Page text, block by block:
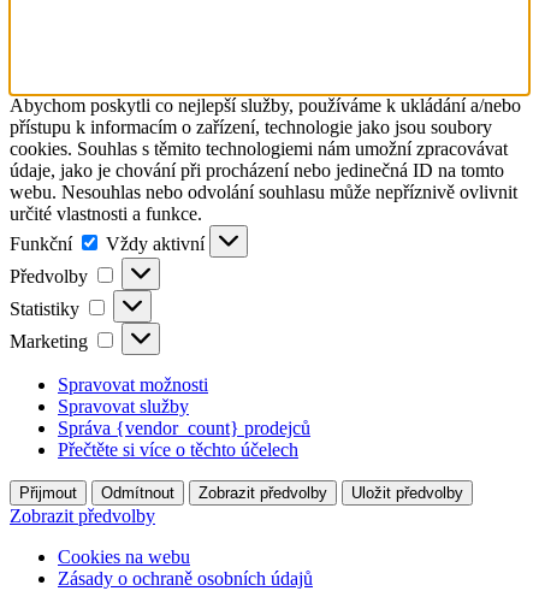
Abychom poskytli co nejlepší služby, používáme k ukládání a/nebo
přístupu k informacím o zařízení, technologie jako jsou soubory
cookies. Souhlas s těmito technologiemi nám umožní zpracovávat
údaje, jako je chování při procházení nebo jedinečná ID na tomto
webu. Nesouhlas nebo odvolání souhlasu může nepříznivě ovlivnit
určité vlastnosti a funkce.
Funkční
Funkční
Vždy aktivní
Předvolby
Předvolby
Statistiky Statistiky
Marketing Marketing
Spravovat možnosti
Spravovat služby
Správa {vendor_count} prodejců
Přečtěte si více o těchto účelech
Přijmout Odmítnout Zobrazit předvolby Uložit předvolby
Zobrazit předvolby
Cookies na webu
Zásady o ochraně osobních údajů